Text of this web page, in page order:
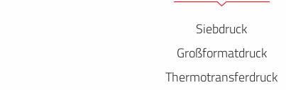
Siebdruck
Großformatdruck
Thermotransferdruck